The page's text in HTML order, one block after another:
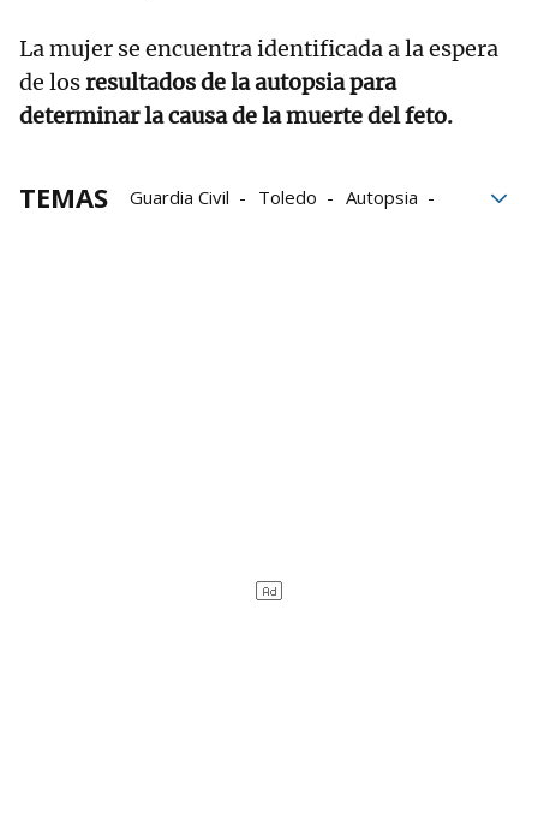
La mujer se encuentra identificada a la espera
de losresultados de la autopsia para
determinar la causa de la muerte del feto.
TEMAS Guardia Civil Toledo
Autopsia